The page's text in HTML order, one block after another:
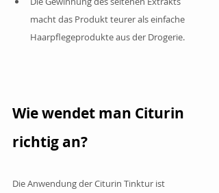
macht das Produkt teurer als einfache
Haarpflegeprodukte aus der Drogerie.
Wie wendet man Citurin
richtig an?
Die Anwendung der Citurin Tinktur ist